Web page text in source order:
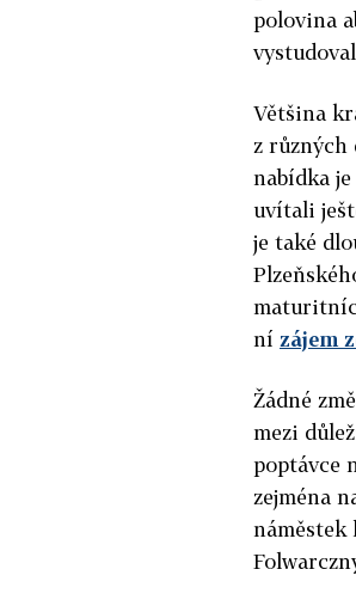
polovina
Většina
z různých
nabídka
uvítali
je také
ní zájem
Žádné
mezi
poptávce
zejména
náměstek